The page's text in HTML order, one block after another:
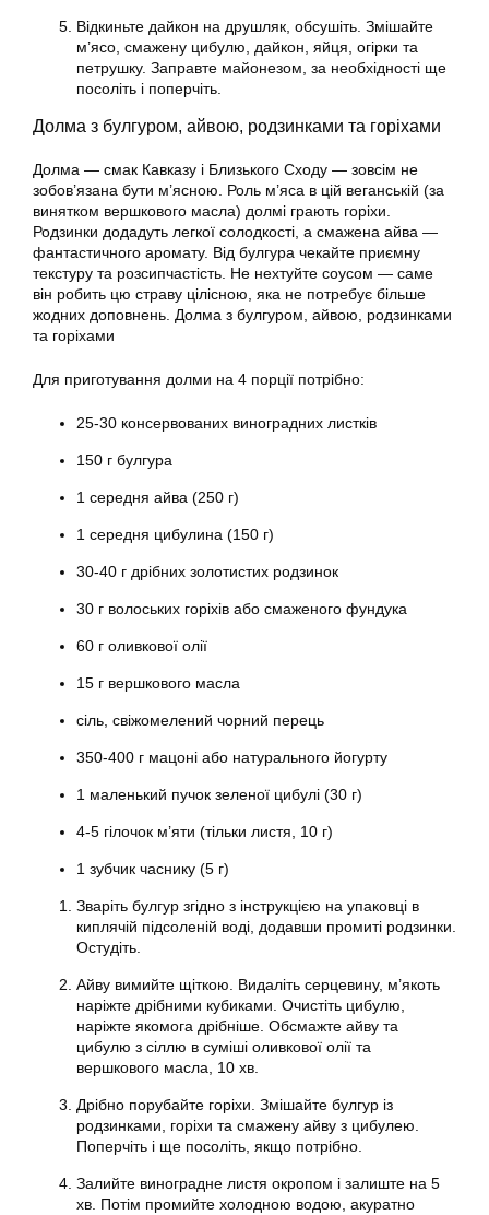
Відкиньте дайкон на друшляк, обсушіть. Змішайте
м’ясо, смажену цибулю, дайкон, яйця, огірки та
петрушку. Заправте майонезом, за необхідності ще
посоліть і поперчіть.
Долма з булгуром, айвою, родзинками та горіхами
Долма — смак Кавказу і Близького Сходу — зовсім не
зобов’язана бути м’ясною. Роль м’яса в цій веганській (за
винятком вершкового масла) долмі грають горіхи.
Родзинки додадуть легкої солодкості, а смажена айва —
фантастичного аромату. Від булгура чекайте приємну
текстуру та розсипчастість. Не нехтуйте соусом — саме
він робить цю страву цілісною, яка не потребує більше
жодних доповнень. Долма з булгуром, айвою, родзинками
та горіхами
Для приготування долми на 4 порції потрібно:
25-30 консервованих виноградних листків
150 г булгура
1 середня айва (250 г)
1 середня цибулина (150 г)
30-40 г дрібних золотистих родзинок
30 г волоських горіхів або смаженого фундука
60 г оливкової олії
15 г вершкового масла
сіль, свіжомелений чорний перець
350-400 г мацоні або натурального йогурту
1 маленький пучок зеленої цибулі (30 г)
4-5 гілочок м’яти (тільки листя, 10 г)
1 зубчик часнику (5 г)
Зваріть булгур згідно з інструкцією на упаковці в
киплячій підсоленій воді, додавши промиті родзинки.
Остудіть.
Айву вимийте щіткою. Видаліть серцевину, м’якоть
наріжте дрібними кубиками. Очистіть цибулю,
наріжте якомога дрібніше. Обсмажте айву та
цибулю з сіллю в суміші оливкової олії та
вершкового масла, 10 хв.
Дрібно порубайте горіхи. Змішайте булгур із
родзинками, горіхи та смажену айву з цибулею.
Поперчіть і ще посоліть, якщо потрібно.
Залийте виноградне листя окропом і залиште на 5
хв. Потім промийте холодною водою, акуратно